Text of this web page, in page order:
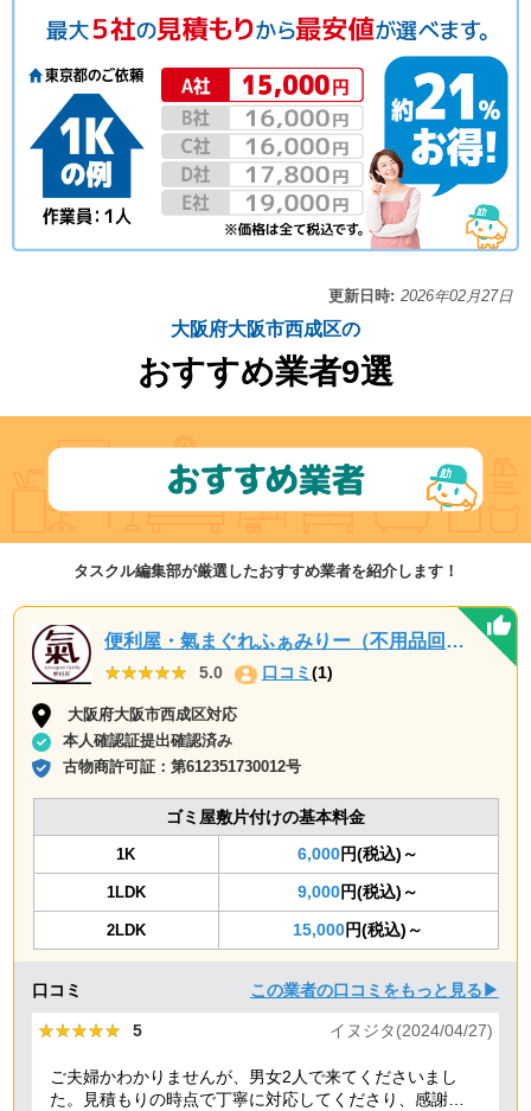
更新日時: 2026年02月27日
大阪府大阪市西成区の
おすすめ業者9選
タスクル編集部が厳選したおすすめ業者を紹介します！
便利屋・氣まぐれふぁみりー（不用品回収・遺品整理・お墓参り代行等、幅広く対応しております）
★★★★★
★★★★★ 5.0 口コミ(1)
大阪府大阪市西成区対応
本人確認証提出確認済み
古物商許可証：第612351730012号
ゴミ屋敷片付けの基本料金
1K 6,000円(税込)～
1LDK 9,000円(税込)～
2LDK 15,000円(税込)～
口コミ この業者の口コミをもっと見る▶
★★★★★
★★★★★ 5 イヌジタ(2024/04/27)
ご夫婦かわかりませんが、男女2人で来てくださいまし
た。見積もりの時点で丁寧に対応してくださり、感謝し